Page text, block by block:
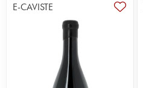
E-CAVISTE